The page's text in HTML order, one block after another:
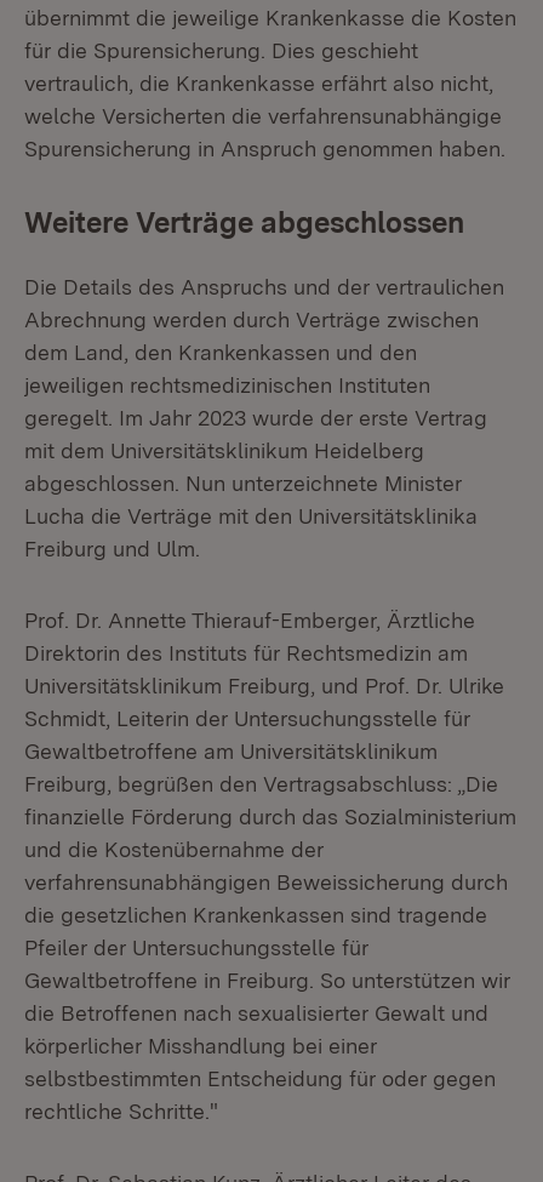
übernimmt die jeweilige Krankenkasse die Kosten
für die Spurensicherung. Dies geschieht
vertraulich, die Krankenkasse erfährt also nicht,
welche Versicherten die verfahrensunabhängige
Spurensicherung in Anspruch genommen haben.
Weitere Verträge abgeschlossen
Die Details des Anspruchs und der vertraulichen
Abrechnung werden durch Verträge zwischen
dem Land, den Krankenkassen und den
jeweiligen rechtsmedizinischen Instituten
geregelt. Im Jahr 2023 wurde der erste Vertrag
mit dem Universitätsklinikum Heidelberg
abgeschlossen. Nun unterzeichnete Minister
Lucha die Verträge mit den Universitätsklinika
Freiburg und Ulm.
Prof. Dr. Annette Thierauf-Emberger, Ärztliche
Direktorin des Instituts für Rechtsmedizin am
Universitätsklinikum Freiburg, und Prof. Dr. Ulrike
Schmidt, Leiterin der Untersuchungsstelle für
Gewaltbetroffene am Universitätsklinikum
Freiburg, begrüßen den Vertragsabschluss: „Die
finanzielle Förderung durch das Sozialministerium
und die Kostenübernahme der
verfahrensunabhängigen Beweissicherung durch
die gesetzlichen Krankenkassen sind tragende
Pfeiler der Untersuchungsstelle für
Gewaltbetroffene in Freiburg. So unterstützen wir
die Betroffenen nach sexualisierter Gewalt und
körperlicher Misshandlung bei einer
selbstbestimmten Entscheidung für oder gegen
rechtliche Schritte."